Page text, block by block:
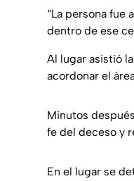
“La persona fue
dentro de ese
Al lugar asistió la
acordonar el
Minutos
fe del deceso y
En el lugar se